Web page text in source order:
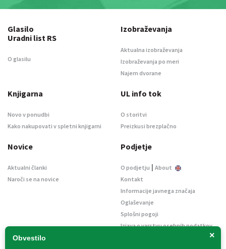
×
Obvestilo
Glasilo
Uradni list RS
O glasilu
Izobraževanja
Aktualna izobraževanja
Izobraževanja po meri
Najem dvorane
Knjigarna
Novo v ponudbi
Kako nakupovati v spletni knjigarni
UL info tok
O storitvi
Preizkusi brezplačno
Novice
Aktualni članki
Naroči se na novice
Podjetje
O podjetju | About
Kontakt
Informacije javnega značaja
Oglaševanje
Splošni pogoji
Izjava o varstvu osebnih podatkov